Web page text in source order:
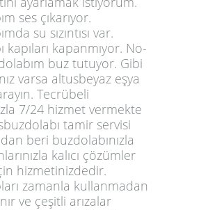
ses çıkarıyor.
su sızıntısı var.
kapıları kapanmıyor. No-
buz tutuyor. Gibi
varsa altusbeyaz eşya
Tecrübeli
7/24 hizmet vermekte
tamir servisi
beri buzdolabınızla
kalıcı çözümler
hizmetinizdedir.
zamanla kullanmadan
ve çeşitli arızalar